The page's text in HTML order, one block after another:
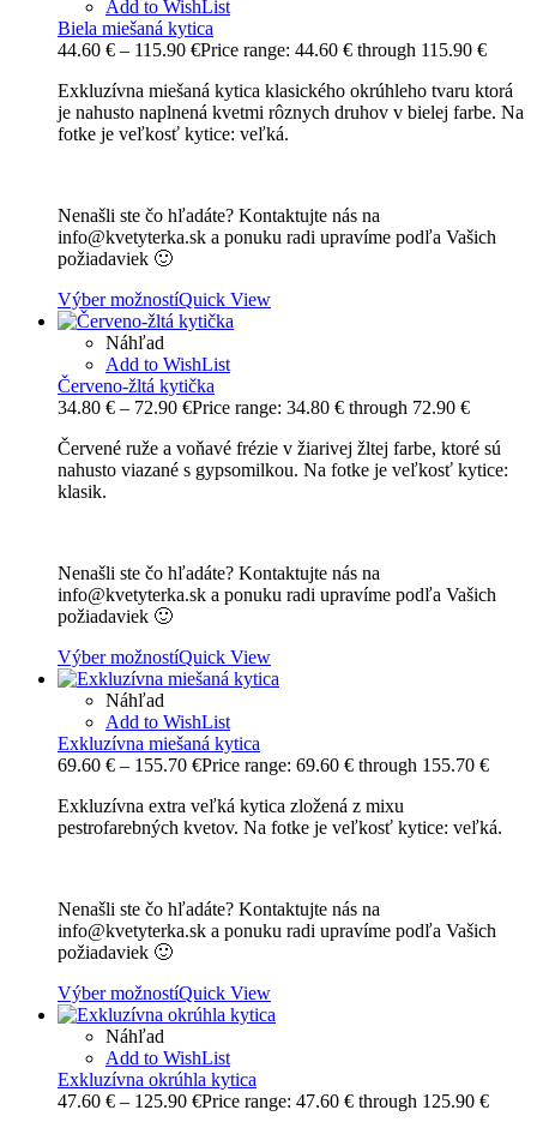
Add to WishList
Biela miešaná kytica
44.60 € – 115.90 €Price range: 44.60 € through 115.90 €
Exkluzívna miešaná kytica klasického okrúhleho tvaru ktorá
je nahusto naplnená kvetmi rôznych druhov v bielej farbe. Na
fotke je veľkosť kytice: veľká.
Nenašli ste čo hľadáte? Kontaktujte nás na
info@kvetyterka.sk a ponuku radi upravíme podľa Vašich
požiadaviek 🙂
Výber možnostíQuick View
Náhľad
Add to WishList
Červeno-žltá kytička
34.80 € – 72.90 €Price range: 34.80 € through 72.90 €
Červené ruže a voňavé frézie v žiarivej žltej farbe, ktoré sú
nahusto viazané s gypsomilkou. Na fotke je veľkosť kytice:
klasik.
Nenašli ste čo hľadáte? Kontaktujte nás na
info@kvetyterka.sk a ponuku radi upravíme podľa Vašich
požiadaviek 🙂
Výber možnostíQuick View
Náhľad
Add to WishList
Exkluzívna miešaná kytica
69.60 € – 155.70 €Price range: 69.60 € through 155.70 €
Exkluzívna extra veľká kytica zložená z mixu
pestrofarebných kvetov. Na fotke je veľkosť kytice: veľká.
Nenašli ste čo hľadáte? Kontaktujte nás na
info@kvetyterka.sk a ponuku radi upravíme podľa Vašich
požiadaviek 🙂
Výber možnostíQuick View
Náhľad
Add to WishList
Exkluzívna okrúhla kytica
47.60 € – 125.90 €Price range: 47.60 € through 125.90 €